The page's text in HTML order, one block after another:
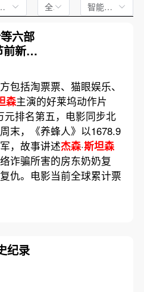
限 全文 智能排序
六部
新片
包括淘票票、猫眼娱乐、
森主演的好莱坞动作片
元排名第五，电影同步北
末，《养蜂人》以1678.9
，故事讲述杰森·斯坦森
诈骗所害的房东奶奶复
仇。电影当前全球累计票
纪录